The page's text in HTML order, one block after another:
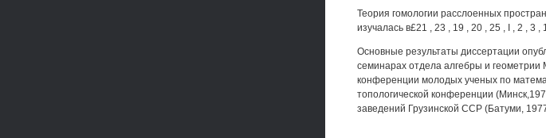
Теория гомологии расслоенных
изучалась в£21 , 23 , 19 , 20 , 25 , I , 2 , 3 ,
Основные результаты диссертации
семинарах отдела алгебры и
конференции молодых ученых по
топологической конференции
заведений Грузинской ССР (Батуми,